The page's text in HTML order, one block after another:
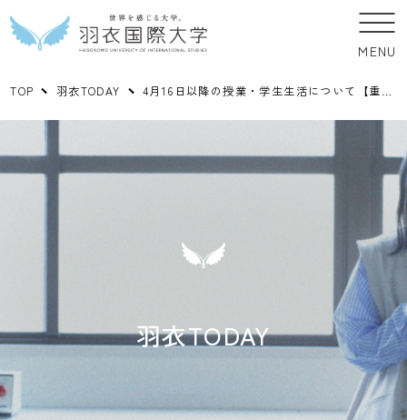
MENU
TOP 羽衣TODAY 4月16日以降の授業・学生生活について【重要】
羽衣TODAY